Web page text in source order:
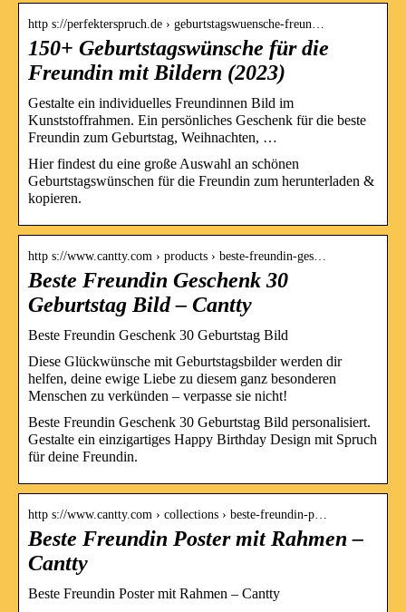
http s://perfekterspruch.de › geburtstagswuensche-freun…
150+ Geburtstagswünsche für die
Freundin mit Bildern (2023)
Gestalte ein individuelles Freundinnen Bild im
Kunststoffrahmen. Ein persönliches Geschenk für die beste
Freundin zum Geburtstag, Weihnachten, …
Hier findest du eine große Auswahl an schönen
Geburtstagswünschen für die Freundin zum herunterladen &
kopieren.
http s://www.cantty.com › products › beste-freundin-ges…
Beste Freundin Geschenk 30
Geburtstag Bild – Cantty
Beste Freundin Geschenk 30 Geburtstag Bild
Diese Glückwünsche mit Geburtstagsbilder werden dir
helfen, deine ewige Liebe zu diesem ganz besonderen
Menschen zu verkünden – verpasse sie nicht!
Beste Freundin Geschenk 30 Geburtstag Bild personalisiert.
Gestalte ein einzigartiges Happy Birthday Design mit Spruch
für deine Freundin.
http s://www.cantty.com › collections › beste-freundin-p…
Beste Freundin Poster mit Rahmen –
Cantty
Beste Freundin Poster mit Rahmen – Cantty